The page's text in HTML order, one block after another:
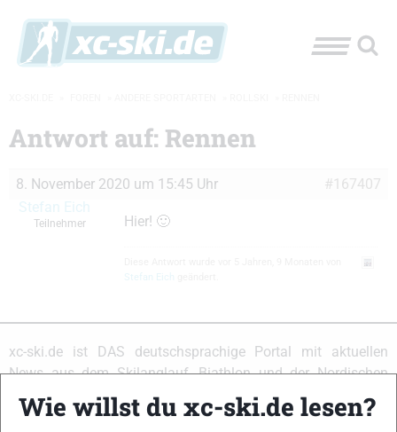
Antwort auf: Rennen
8. November 2020 um 15:45 Uhr
#167407
Stefan Eich
Teilnehmer Hier! 🙂
Stefan Eich
xc-ski.de ist DAS deutschsprachige Portal mit aktuellen
News aus dem Skilanglauf, Biathlon und der Nordischen
Kombination, einer Loipendatenbank,Langlauf
-Community
und allem was du sonst noch über deine Lieblingssportarten
Wie willst du xc-ski.de lesen?